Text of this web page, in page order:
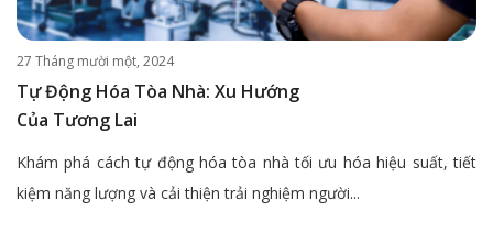
27 Tháng mười một, 2024
Tự Động Hóa Tòa Nhà: Xu Hướng
Của Tương Lai
Khám phá cách tự động hóa tòa nhà tối ưu hóa hiệu suất, tiết
kiệm năng lượng và cải thiện trải nghiệm người...